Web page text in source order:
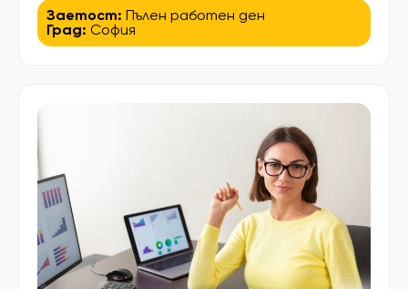
множество държави – търсим опитен Hotel
Operations Manager за 4-звезден хотел в
основни отговорности Организация и […]
Заетост: Пълен работен ден
Град: София